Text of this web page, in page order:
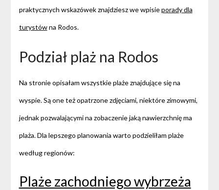
praktycznych wskazówek znajdziesz we wpisieporady dla
turystówna Rodos.
Podział plaż na Rodos
Na stronie opisałam wszystkie plaże znajdujące się na
wyspie. Są one też opatrzone zdjęciami, niektóre zimowymi,
jednak pozwalającymi na zobaczenie jaką nawierzchnię ma
plaża. Dla lepszego planowania warto podzieliłam plaże
według regionów:
Plaże zachodniego wybrzeża